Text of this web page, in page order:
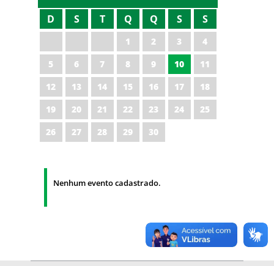
D S T Q Q S S
1 2 3
4
5
6 7 8 9 10
11
12
13 14 15 16 17
18
19
20 21 22 23 24
25
26
27 28 29 30
Nenhum evento cadastrado.